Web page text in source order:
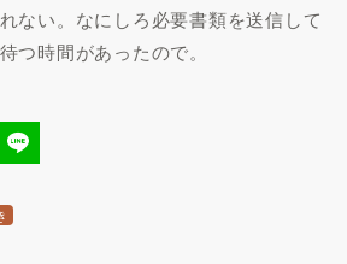
ない。なにしろ必要書類を送信して
つ時間があったので。